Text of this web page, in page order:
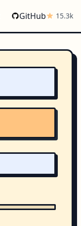
GitHub 15.3k